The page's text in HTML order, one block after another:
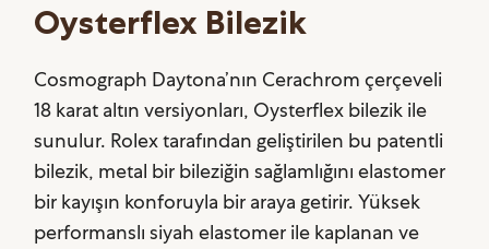
Oysterflex Bilezik
Cosmograph Daytona’nın Cerachrom çerçeveli
18 karat altın versiyonları, Oysterflex bilezik ile
sunulur. Rolex tarafından geliştirilen bu patentli
bilezik, metal bir bileziğin sağlamlığını elastomer
bir kayışın konforuyla bir araya getirir. Yüksek
performanslı siyah elastomer ile kaplanan ve